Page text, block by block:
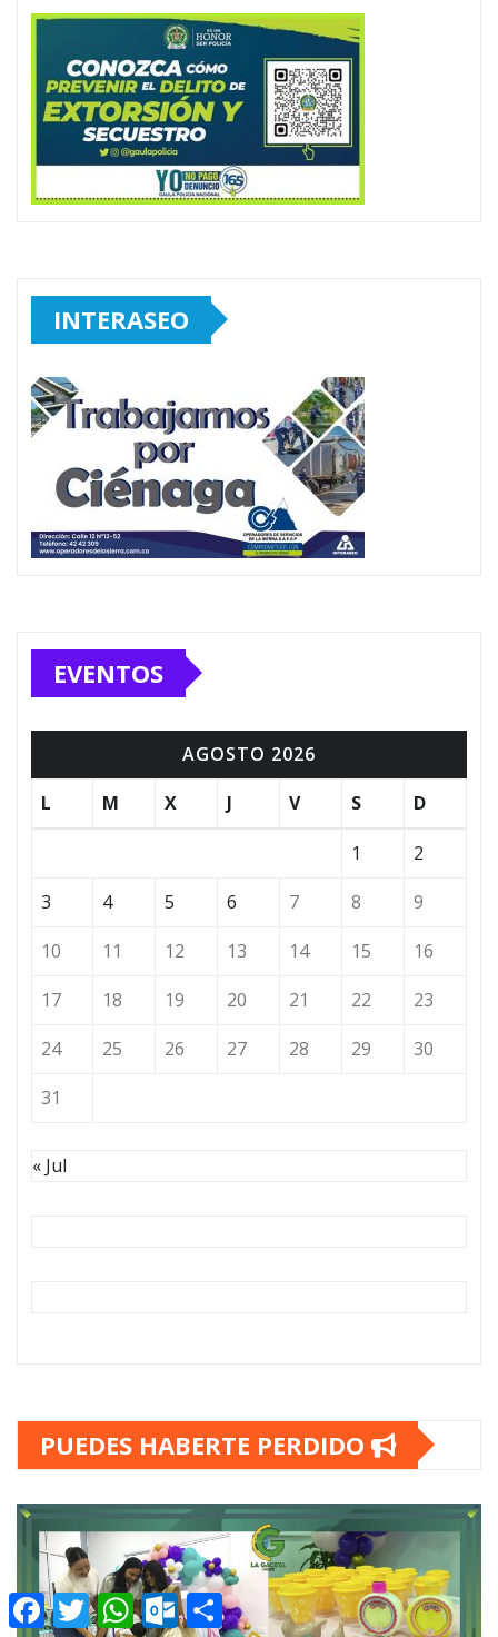
INTERASEO
EVENTOS
AGOSTO 2026
L
M X J V S D
1
2
3
4 5 6 7 8
9
10
11 12 13 14 15
16
17
18 19 20 21 22
23
24
25 26 27 28 29
30
31
« Jul
PUEDES HABERTE PERDIDO
Facebook
TwitterWhatsAppOutlook.com
Compartir